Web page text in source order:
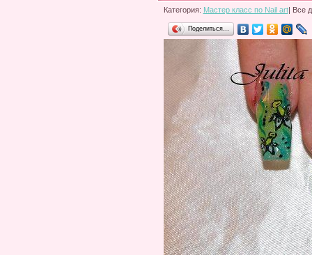
Категория: Мастер класс по Nail art| Все
Поделиться…